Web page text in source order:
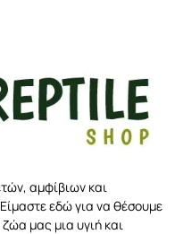
αμφίβιων και
εδώ για να θέσουμε
μας μια υγιή και